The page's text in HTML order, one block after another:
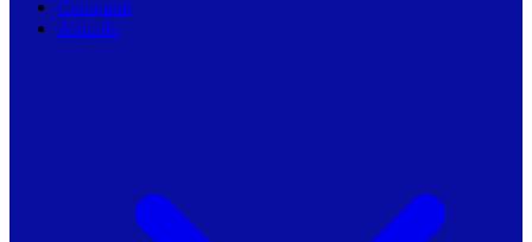
Companii
Articole